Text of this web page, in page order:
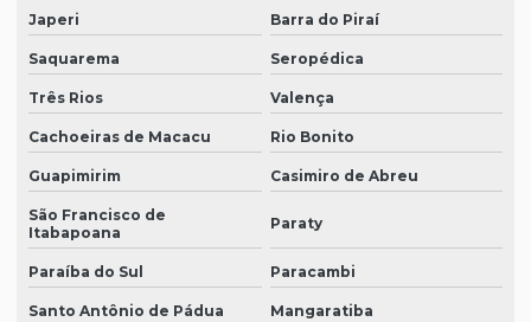
Japeri Barra do Piraí
Saquarema Seropédica
Três Rios Valença
Cachoeiras de Macacu Rio Bonito
Guapimirim Casimiro de Abreu
São Francisco de
Itabapoana
Paraty
Paraíba do Sul Paracambi
Santo Antônio de Pádua Mangaratiba